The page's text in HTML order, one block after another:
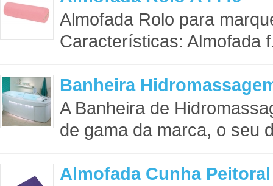
Almofada Rolo para
Características: Almofada
Banheira
A Banheira de
de gama da marca, o seu
Almofada Cunha Peitoral